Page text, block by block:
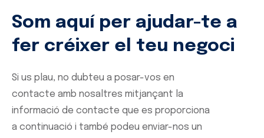
Som aquí per ajudar-te a
fer créixer el teu negoci
Si us plau, no dubteu a posar-vos en
contacte amb nosaltres mitjançant la
informació de contacte que es proporciona
a continuació i també podeu enviar-nos un